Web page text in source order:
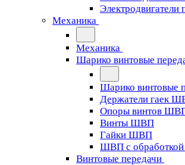
Электродвигатели
Механика
Механика
Шарико винтовые
Шарико винтовые
Держатели гаек
Опоры винтов
Винты ШВП
Гайки ШВП
ШВП с обработкой
Винтовые передачи